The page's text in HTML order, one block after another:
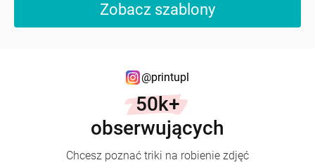
Zobacz szablony
@printupl
50k+
obserwujących
Chcesz poznać triki na robienie zdjęć